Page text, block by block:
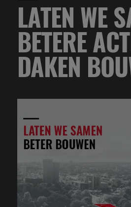
LATEN WE
BETERE
DAKEN